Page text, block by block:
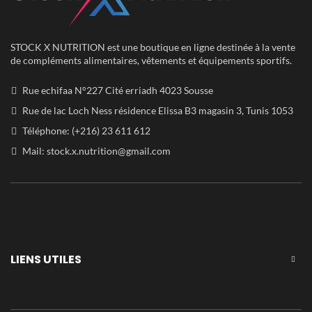
STOCK X NUTRITION est une boutique en ligne destinée à la vente
de compléments alimentaires, vêtements et équipements sportifs.
Rue echifaa N°227 Cité erriadh 4023 Sousse
Rue de lac Loch Ness résidence Elissa B3 magasin 3, Tunis 1053
Téléphone: (+216) 23 611 612
Mail: stock.x.nutrition@gmail.com
LIENS UTILES